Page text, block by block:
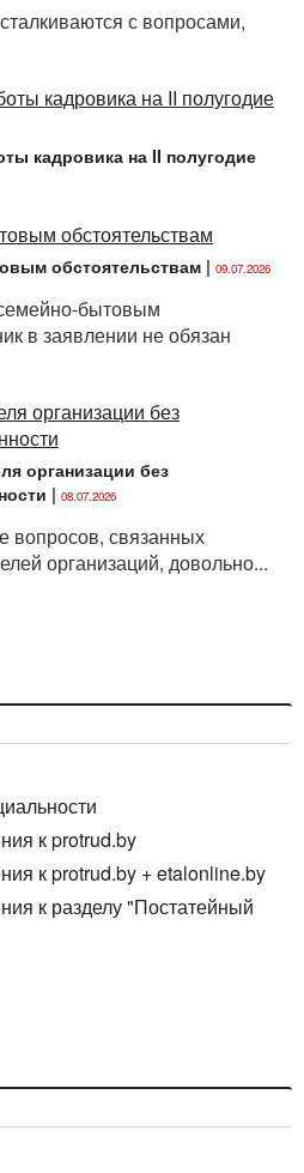
с вопросами,
кадровика на II полугодие
обстоятельствам | 09.07.2026
бытовым
в заявлении не обязан
организации без
| 08.07.2026
вопросов, связанных
организаций, довольно...
к protrud.by
к protrud.by + etalonline.by
к разделу "Постатейный